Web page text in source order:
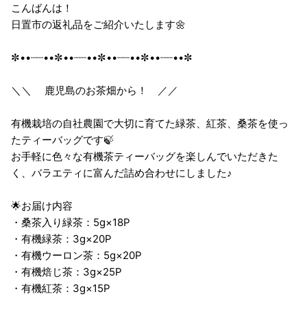
こんばんは！
日置市の返礼品をご紹介いたします🌼
✼••┈┈••✼••┈┈••✼••┈┈••✼••┈┈••✼
＼＼ 鹿児島のお茶畑から！ ／／
有機栽培の自社農園で大切に育てた緑茶、紅茶、桑茶を使っ
たティーバッグです🍃
お手軽に色々な有機茶ティーバッグを楽しんでいただきた
く、バラエティに富んだ詰め合わせにしました♪
🌟お届け内容
・桑茶入り緑茶：5g×18P
・有機緑茶：3g×20P
・有機ウーロン茶：5g×20P
・有機焙じ茶：3g×25P
・有機紅茶：3g×15P